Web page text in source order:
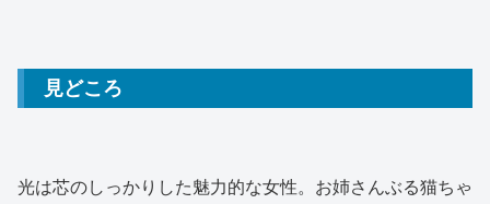
見どころ
光は芯のしっかりした魅力的な女性。お姉さんぶる猫ちゃ